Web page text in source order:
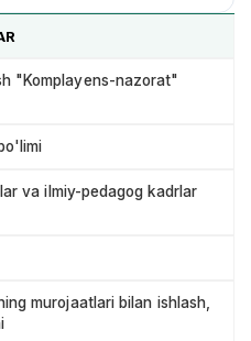
"Komplayens-nazorat"
va ilmiy-pedagog kadrlar
murojaatlari bilan ishlash,